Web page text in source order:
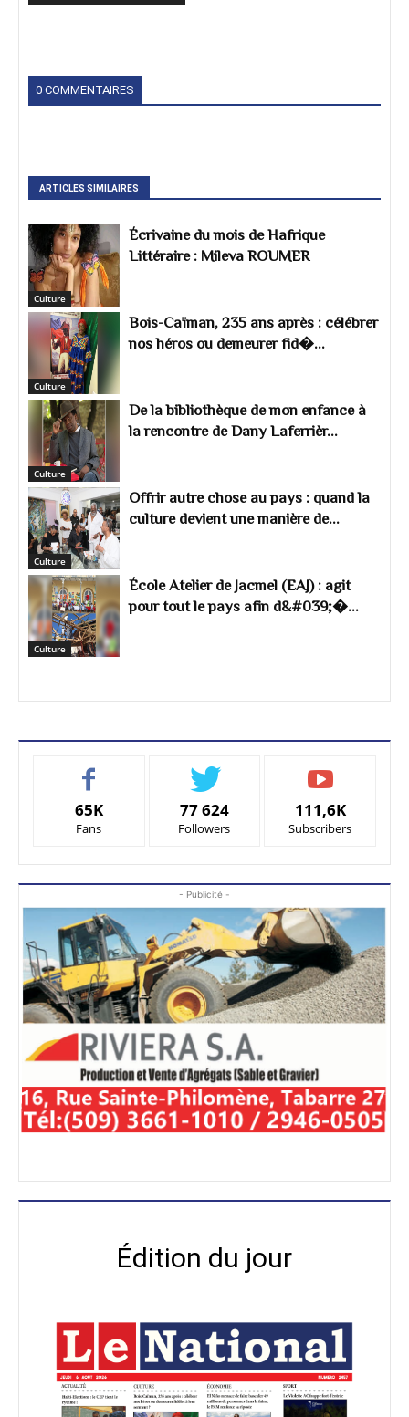
0 COMMENTAIRES
ARTICLES SIMILAIRES
Culture
Écrivaine du mois de Hafrique
Littéraire : Mileva ROUMER
Culture
Bois-Caïman, 235 ans après : célébrer
nos héros ou demeurer fid�...
Culture
De la bibliothèque de mon enfance à
la rencontre de Dany Laferrièr...
Culture
Offrir autre chose au pays : quand la
culture devient une manière de...
Culture
École Atelier de Jacmel (EAJ) : agit
pour tout le pays afin d&#039;�...
65K
Fans
77 624
Followers
111,6K
Subscribers
- Publicité -
Édition du jour